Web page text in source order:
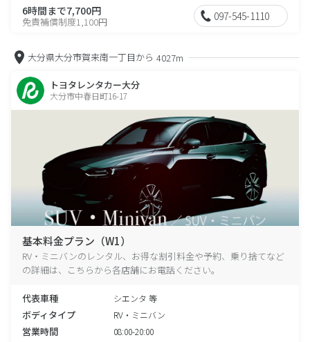
6時間まで7,700円
免責補償制度1,100円 097-545-1110
大分県大分市賀来南一丁目から 4027m
トヨタレンタカー大分
大分市中春日町16-17
基本料金プラン（W1）
RV・ミニバンのレンタル、お得な割引料金や予約、乗り捨てなど
の詳細は、こちらから各店舗にお電話ください。
代表車種 シエンタ 等
ボディタイプ RV・ミニバン
営業時間 08:00-20:00